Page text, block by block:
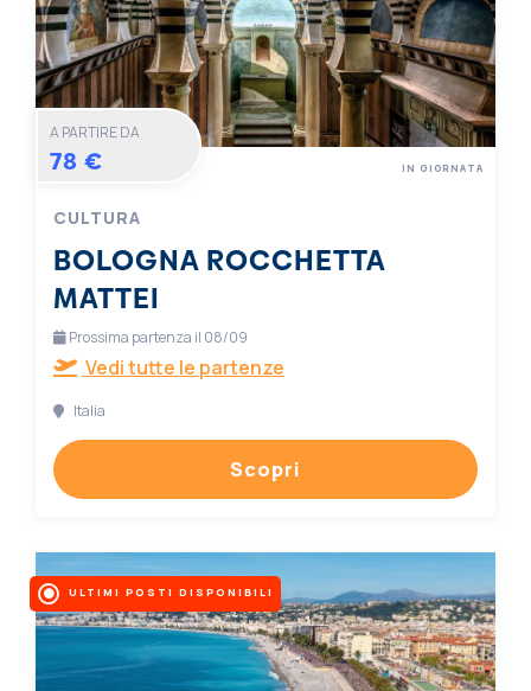
A PARTIRE DA
78 €
CULTURA
BOLOGNA ROCCHETTA
MATTEI
IN GIORNATA
Prossima partenza il 08/09
Vedi tutte le partenze
Italia
Scopri
ULTIMI POSTI DISPONIBILI